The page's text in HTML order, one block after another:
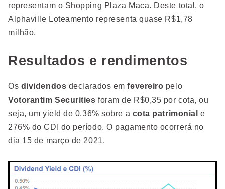
representam o Shopping Plaza Maca. Deste total, o
Alphaville Loteamento representa quase R$1,78
milhão.
Resultados e rendimentos
Os dividendos declarados emfevereiro pelo
VotorantimSecurities foram de R$0,35 por cota, ou
seja, um yield de 0,36% sobre a cota patrimonial e
276% do CDI do período. O pagamento ocorrerá no
dia 15 de março de 2021.